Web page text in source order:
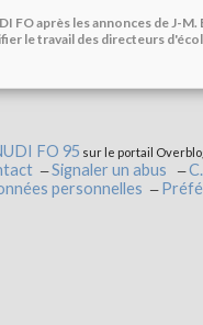
FO après les annonces de J-
le travail des directeurs
FO 95 sur le portail
Signaler un abus
personnelles